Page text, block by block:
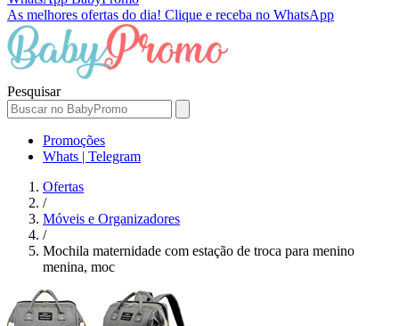
As melhores ofertas do dia! Clique e receba no WhatsApp
Pesquisar
Promoções
Whats | Telegram
Ofertas
/
Móveis e Organizadores
/
Mochila maternidade com estação de troca para menino
menina, moc